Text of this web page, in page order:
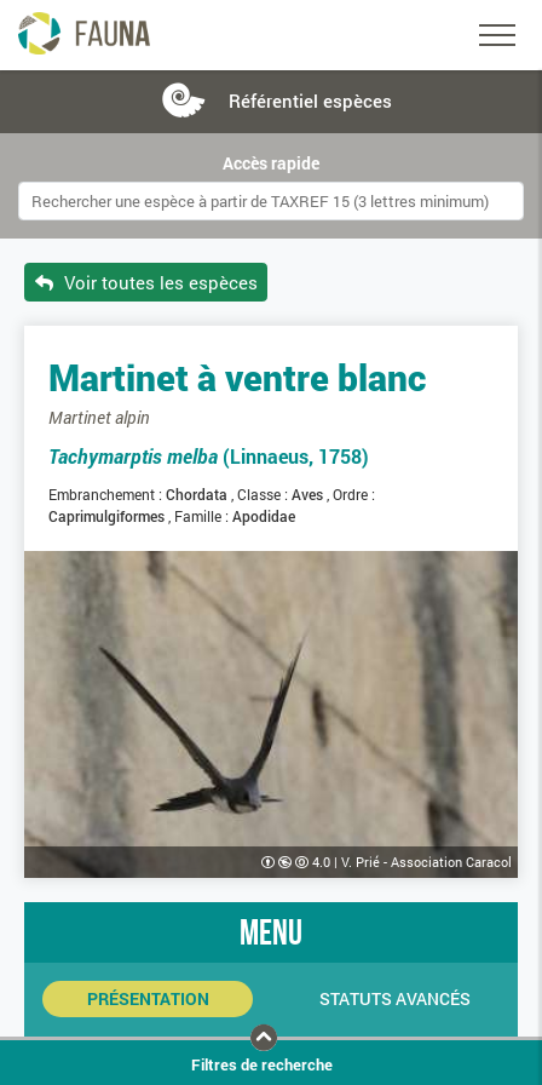
Référentiel espèces
Accès rapide
Voir toutes les espèces
Martinet à ventre blanc
Martinet alpin
Tachymarptis melba (Linnaeus, 1758)
Embranchement : Chordata Classe : Aves Ordre :
Caprimulgiformes Famille : Apodidae
4.0 | V. Prié - Association Caracol
menu
PRÉSENTATION STATUTS AVANCÉS
INDICATEURS SINP
PHOTOS
Filtres de recherche